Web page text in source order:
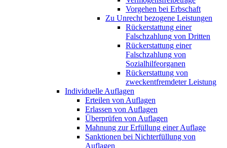
Vorgehen bei Erbschaft
Zu Unrecht bezogene Leistungen
Rückerstattung einer
Falschzahlung von Dritten
Rückerstattung einer
Falschzahlung von
Sozialhilfeorganen
Rückerstattung von
zweckentfremdeter Leistung
Individuelle Auflagen
Erteilen von Auflagen
Erlassen von Auflagen
Überprüfen von Auflagen
Mahnung zur Erfüllung einer Auflage
Sanktionen bei Nichterfüllung von
Auflagen